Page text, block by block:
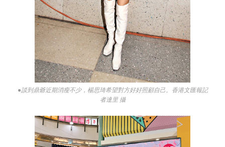
●談到鼎爺近期消瘦不少，楊思琦希望對方好好照顧自己。香港文匯報記
者達里 攝